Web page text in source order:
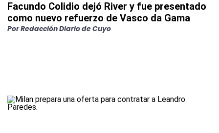
Facundo Colidio dejó River y fue presentado
como nuevo refuerzo de Vasco da Gama
PorRedacción Diario de Cuyo